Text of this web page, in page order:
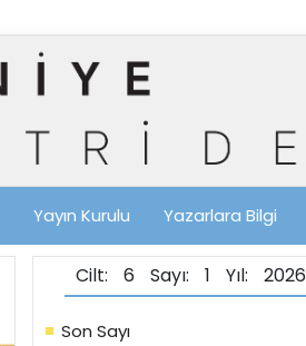
Yayın Kurulu Yazarlara Bilgi
Cilt: 6 Sayı: 1 Yıl: 2026
Son Sayı